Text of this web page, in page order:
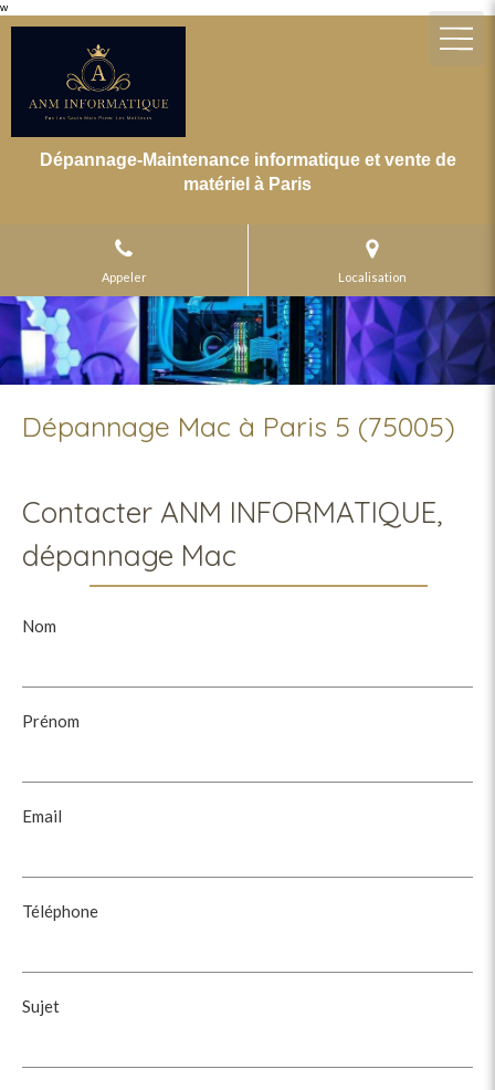
w
Dépannage-Maintenance informatique et vente de
matériel à Paris
Appeler Localisation
Dépannage Mac à Paris 5 (75005)
Contacter ANM INFORMATIQUE,
dépannage Mac
Nom
Prénom
Email
Téléphone
Sujet